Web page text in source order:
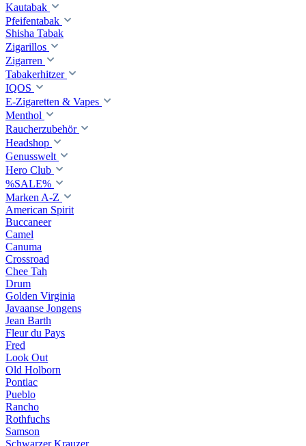
Kautabak
Pfeifentabak
Shisha Tabak
Zigarillos
Zigarren
Tabakerhitzer
IQOS
E-Zigaretten & Vapes
Menthol
Raucherzubehör
Headshop
Genusswelt
Hero Club
%SALE%
Marken A-Z
American Spirit
Buccaneer
Camel
Canuma
Crossroad
Сhee Tah
Drum
Golden Virginia
Javaanse Jongens
Jean Barth
Fleur du Pays
Fred
Look Out
Old Holborn
Pontiac
Pueblo
Rancho
Rothfuchs
Samson
Schwarzer Krauzer